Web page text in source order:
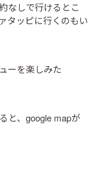
なしで行けるとこ
タッピに行くのもい
ーを楽しみた
、google mapが